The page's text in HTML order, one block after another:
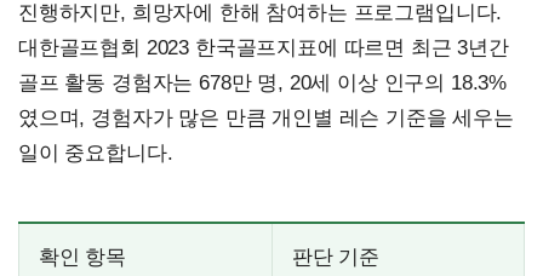
진행하지만, 희망자에 한해 참여하는 프로그램입니다.
대한골프협회 2023 한국골프지표에 따르면 최근 3년간
골프 활동 경험자는 678만 명, 20세 이상 인구의 18.3%
였으며, 경험자가 많은 만큼 개인별 레슨 기준을 세우는
일이 중요합니다.
확인 항목 판단 기준